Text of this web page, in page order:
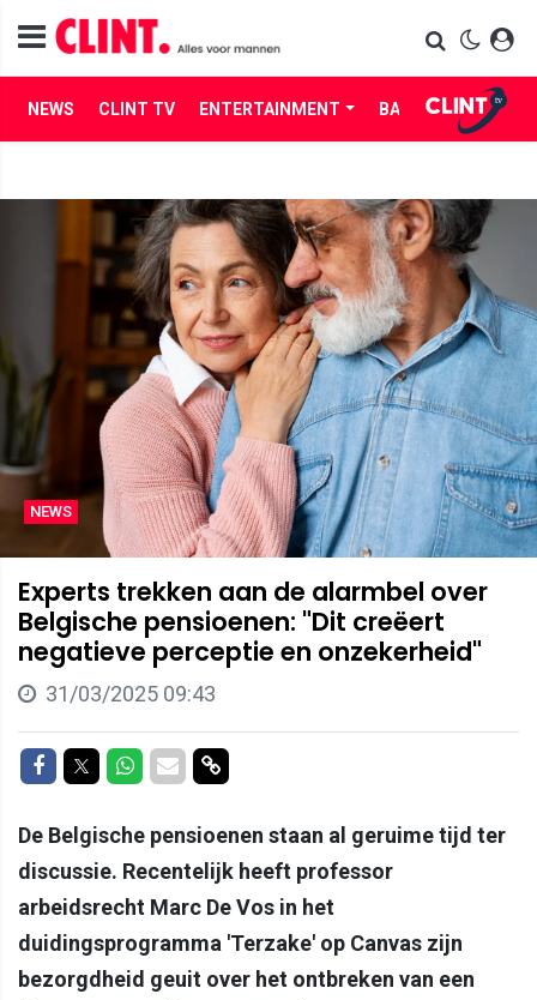
NEWS CLINT TV ENTERTAINMENT BABES LIFE
NEWS
Experts trekken aan de alarmbel over
Belgische pensioenen: "Dit creëert
negatieve perceptie en onzekerheid"
31/03/2025 09:43
Delen op Facebook
Delen op Twitter
Delen op Whatsapp
Delen via Mail
Delen via link
De Belgische pensioenen staan al geruime tijd ter
discussie. Recentelijk heeft professor
arbeidsrecht Marc De Vos in het
duidingsprogramma 'Terzake' op Canvas zijn
bezorgdheid geuit over het ontbreken van een